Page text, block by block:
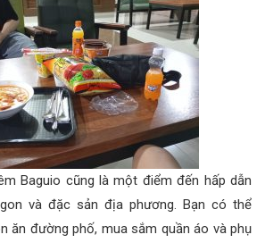
Baguio cũng là một điểm đến hấp dẫn
và đặc sản địa phương. Bạn có thể
ăn đường phố, mua sắm quần áo và phụ